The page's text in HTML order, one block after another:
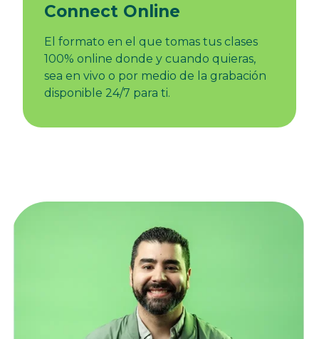
Connect Online
El formato en el que tomas tus clases
100% online donde y cuando quieras,
sea en vivo o por medio de la grabación
disponible 24/7 para ti.